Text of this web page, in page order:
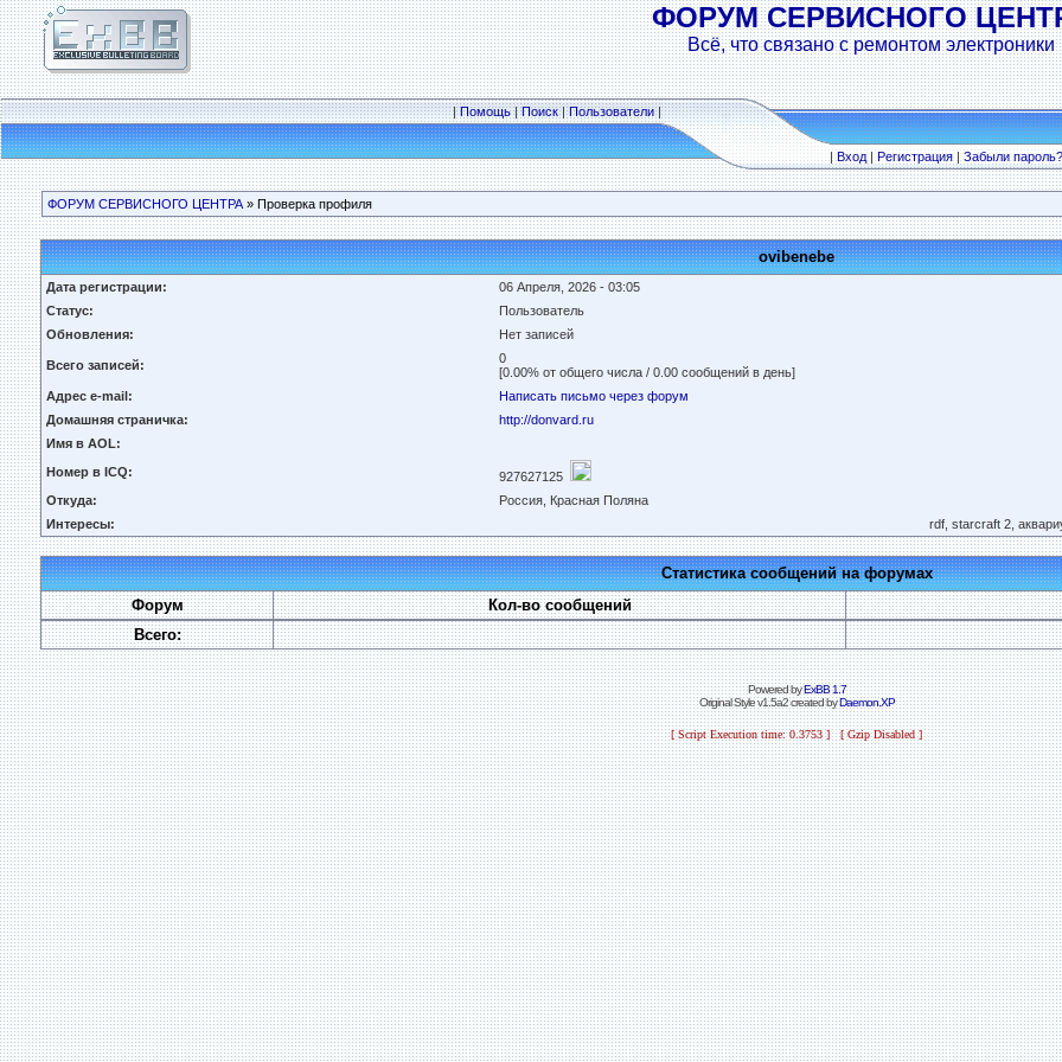
ФОРУМ СЕРВИСНОГО
Всё, что связано с ремонтом электроники
|Помощь|Поиск|Пользователи|
|Вход|Регистрация|Забыли пароль?
ФОРУМ СЕРВИСНОГО ЦЕНТРА » Проверка профиля
ovibenebe
Дата регистрации:
06 Апреля, 2026 - 03:05
Статус:
Пользователь
Обновления:
Нет записей
Всего записей:
0
[0.00% от общего числа / 0.00 сообщений в день]
Адрес e-mail:
Написать письмо через форум
Домашняя страничка:
http://donvard.ru
Имя в AOL:
Номер в ICQ:
927627125
Откуда:
Россия, Красная Поляна
Интересы:
rdf, starcraft 2,
Статистика сообщений на форумах
Форум
Кол-во сообщений
Всего:
Powered byExBB 1.7
Original Style v1.5a2 created byDaemon.XP
[ Script Execution time: 0.3753 ] [ Gzip Disabled ]